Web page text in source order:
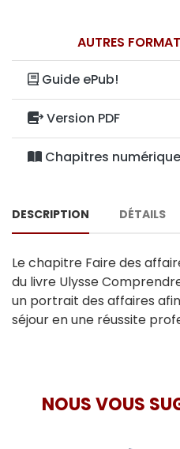
AUTRES
Guide ePub!
Version PDF
Chapitres
DESCRIPTION DÉTAILS
Le chapitre Faire des
du livre Ulysse
un portrait des affaires
séjour en une réussite
NOUS VOUS